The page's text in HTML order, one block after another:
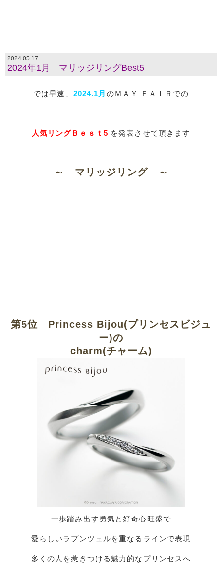
2024.05.17
2024年1月 マリッジリングBest5
では早速、 2024.1月 のＭＡＹ ＦＡＩＲでの
人気リングＢｅｓｔ5 を発表させて頂きます​
～ マリッジリング ～
第5位 Princess Bijou(プリンセスビジュ
ー)の
charm(チャーム)
一歩踏み出す勇気と好奇心旺盛で
愛らしいラプンツェルを重なるラインで表現
多くの人を惹きつける魅力的なプリンセスへ